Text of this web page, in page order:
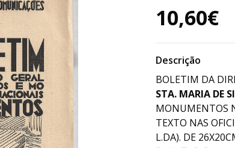
10,60€
Descrição
BOLETIM DA
STA. MARIA DE
MONUMENTOS
TEXTO NAS
L.DA). DE